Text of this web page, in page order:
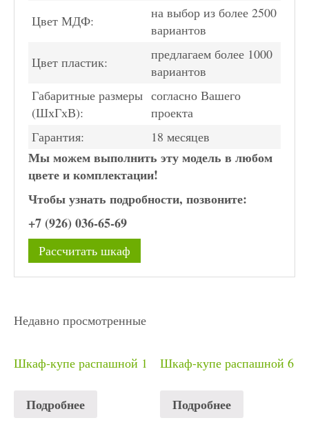
Цвет МДФ:
на выбор из более 2500
вариантов
Цвет пластик:
предлагаем более 1000
вариантов
Габаритные размеры
(ШхГхВ):
согласно Вашего
проекта
Гарантия:
18 месяцев
Мы можем выполнить эту модель в любом
цвете и комплектации!
Чтобы узнать подробности, позвоните:
+7 (926) 036-65-69
Рассчитать шкаф
Недавно просмотренные
Шкаф-купе распашной 1
Подробнее
Шкаф-купе распашной 6
Подробнее